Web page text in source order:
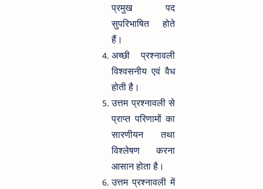
प्रमुख पद
सुपरिभाषित होते
हैं।
अच्छी प्रश्नावली
विश्वसनीय एवं वैध
होती है।
उत्तम प्रश्नावली से
प्राप्त परिणामों का
सारणीयन तथा
विश्लेषण करना
आसान होता है।
उत्तम प्रश्नावली में